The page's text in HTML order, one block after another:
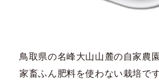
鳥取県の名峰大山山麓の自家農
家畜ふん肥料を使わない栽培で